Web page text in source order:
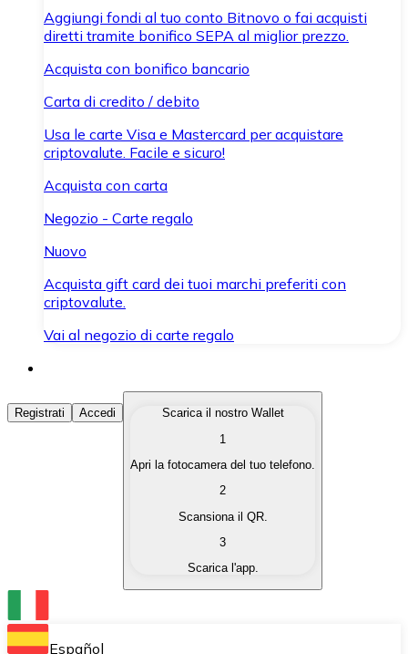
Aggiungi fondi al tuo conto Bitnovo o fai acquisti
diretti tramite bonifico SEPA al miglior prezzo.
Acquista con bonifico bancario
Carta di credito / debito
Usa le carte Visa e Mastercard per acquistare
criptovalute. Facile e sicuro!
Acquista con carta
Negozio - Carte regalo
Nuovo
Acquista gift card dei tuoi marchi preferiti con
criptovalute.
Vai al negozio di carte regalo
Acquista Criptovalute
Acquista le criptovalute che ti interessano in modo
Converti le tue criptovalute in valuta fiat quando ne
Scambia una criptovaluta con un'altra
Conserva le tue cripto in un Wallet self-custodial.
Registrati Accedi
Scarica il nostro Wallet
1
Apri la fotocamera del tuo telefono.
2
Scansiona il QR.
3
Scarica l'app.
Español